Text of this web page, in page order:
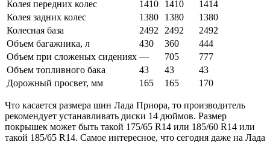
Колея передних колес 1410 1410
1414
Колея задних колес
1380 1380
1380
Колесная база
2492 2492
2492
Объем багажника, л
430 360
444
Объем при сложеных сидениях — 705
777
Объем топливного бака
43 43
43
Дорожный просвет, мм
165 165 170
Что касается размера шин Лада Приора, то производитель
рекомендует устанавливать диски 14 дюймов. Размер
покрышек может быть такой 175/65 R14 или 185/60 R14 или
такой 185/65 R14. Самое интересное, что сегодня даже на Лада